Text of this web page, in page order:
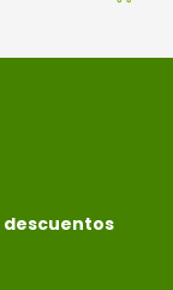
descuentos